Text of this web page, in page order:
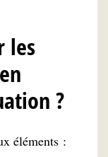
les
?
éléments :